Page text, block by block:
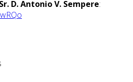
D. Antonio V. Sempere: